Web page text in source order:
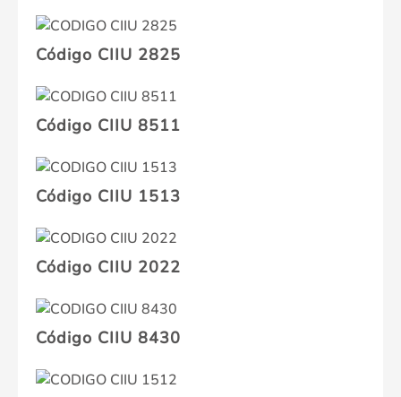
Código CIIU 2825
Código CIIU 8511
Código CIIU 1513
Código CIIU 2022
Código CIIU 8430